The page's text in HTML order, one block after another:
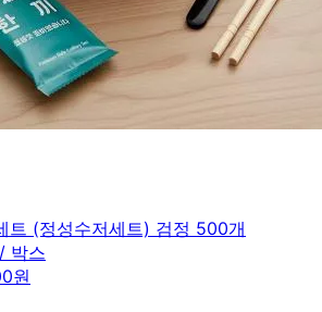
트 (정성수저세트) 검정 500개
박스
원